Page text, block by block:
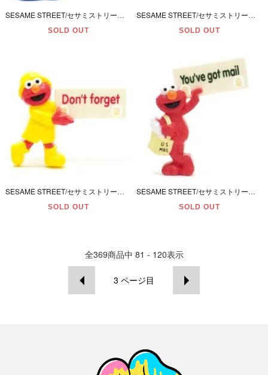
SESAME STREET/セサミストリート・森永製菓・セサミストリートカラフルチョコレート・メッセージ＆吸盤付きメモスタンド型フィギュア 「(6) グローバー」 2001年
SOLD OUT
SESAME STREET/セサミストリート・森永製菓・セサミストリートカラフルチョコレート・メッセージ＆吸盤付きメモスタンド型フィギュア 「(5) ゾーイ」 2001年
SOLD OUT
SESAME STREET/セサミストリート・森永製菓・セサミストリートカラフルチョコレート・メッセージ＆吸盤付きメモスタンド型フィギュア 「(4) 雨の日のエルモ」 2001年
SOLD OUT
SESAME STREET/セサミストリート・森永製菓・セサミストリートカラフルチョコレート・メッセージ＆吸盤付きメモスタンド型フィギュア 「(3) エルモの郵便屋さん」 2001年
SOLD OUT
全369商品中 81 - 120表示
3 ページ目